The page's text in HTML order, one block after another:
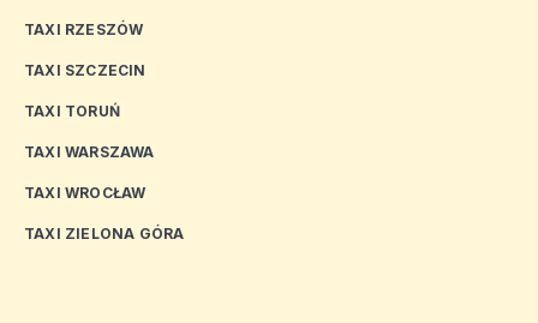
TAXI RZESZÓW
TAXI SZCZECIN
TAXI TORUŃ
TAXI WARSZAWA
TAXI WROCŁAW
TAXI ZIELONA GÓRA